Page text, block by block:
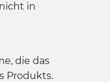
in
die das
Produkts.